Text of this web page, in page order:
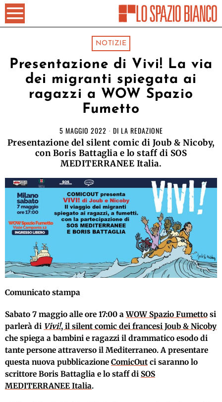
NOTIZIE
Presentazione di Vivi! La via
dei migranti spiegata ai
ragazzi a WOW Spazio
Fumetto
5 MAGGIO 2022 DI LA REDAZIONE
Presentazione del silent comic di Joub & Nicoby,
con Boris Battaglia e lo staff di SOS
MEDITERRANEE Italia.
Comunicato stampa
Sabato 7 maggio alle ore 17:00 aWOW Spazio Fumetto si
parlerà di Vivi!, il silent comic dei francesi Joub & Nicoby
che spiega a bambini e ragazzi il drammatico esodo di
tante persone attraverso il Mediterraneo. A presentare
questa nuova pubblicazione ComicOut ci saranno lo
scrittore Boris Battaglia e lo staff di SOS
MEDITERRANEE Italia.